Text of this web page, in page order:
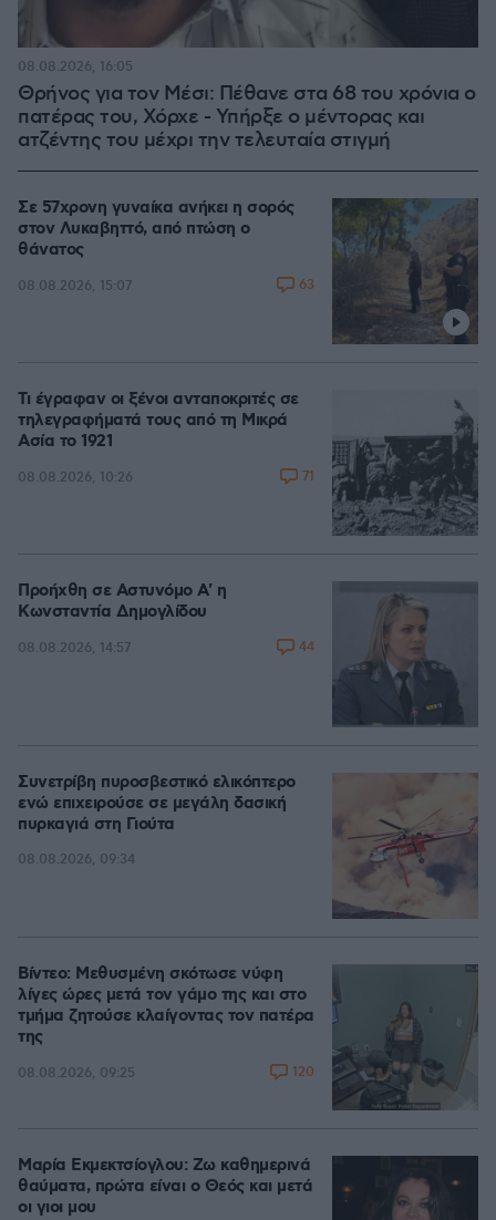
Θρήνος για τον Μέσι: Πέθανε στα 68 του χρόνια ο
πατέρας του, Χόρχε - Υπήρξε ο μέντορας και
ατζέντης του μέχρι την τελευταία στιγμή
08.08.2026, 16:05
Σε 57χρονη γυναίκα ανήκει η σορός
στον Λυκαβηττό, από πτώση ο
θάνατος
08.08.2026, 15:07 63
Τι έγραφαν οι ξένοι ανταποκριτές σε
τηλεγραφήματά τους από τη Μικρά
Ασία το 1921
08.08.2026, 10:26 71
Προήχθη σε Αστυνόμο Α' η
Κωνσταντία Δημογλίδου
08.08.2026, 14:57 44
Συνετρίβη πυροσβεστικό ελικόπτερο
ενώ επιχειρούσε σε μεγάλη δασική
πυρκαγιά στη Γιούτα
08.08.2026, 09:34
Βίντεο: Μεθυσμένη σκότωσε νύφη
λίγες ώρες μετά τον γάμο της και στο
τμήμα ζητούσε κλαίγοντας τον πατέρα
της
08.08.2026, 09:25 120
Μαρία Εκμεκτσίογλου: Ζω καθημερινά
θαύματα, πρώτα είναι ο Θεός και μετά
οι γιοι μου